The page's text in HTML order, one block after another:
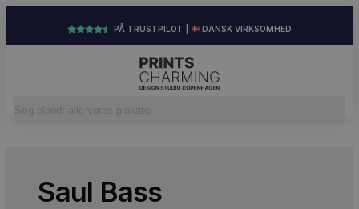
PÅ TRUSTPILOT | DANSK VIRKSOMHED
Saul Bass